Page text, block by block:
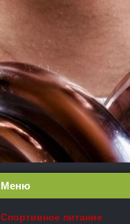
Меню
Спортивное питание